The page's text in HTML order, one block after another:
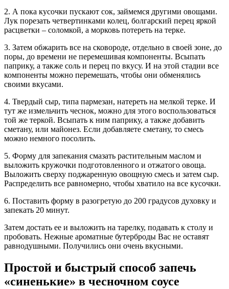
2. А пока кусочки пускают сок, займемся другими овощами.
Лук порезать четвертинками колец, болгарский перец яркой
расцветки – соломкой, а морковь потереть на терке.
3. Затем обжарить все на сковороде, отдельно в своей зоне, до
поры, до времени не перемешивая компоненты. Всыпать
паприку, а также соль и перец по вкусу. И на этой стадии все
компоненты можно перемешать, чтобы они обменялись
своими вкусами.
4. Твердый сыр, типа пармезан, натереть на мелкой терке. И
тут же измельчить чеснок, можно для этого воспользоваться
той же теркой. Всыпать к ним паприку, а также добавить
сметану, или майонез. Если добавляете сметану, то смесь
можно немного посолить.
5. Форму для запекания смазать растительным маслом и
выложить кружочки подготовленного и отжатого овоща.
Выложить сверху поджаренную овощную смесь и затем сыр.
Распределить все равномерно, чтобы хватило на все кусочки.
6. Поставить форму в разогретую до 200 градусов духовку и
запекать 20 минут.
Затем достать ее и выложить на тарелку, подавать к столу и
пробовать. Нежные ароматные бутерброды Вас не оставят
равнодушными. Получились они очень вкусными.
Простой и быстрый способ запечь
«синенькие» в чесночном соусе